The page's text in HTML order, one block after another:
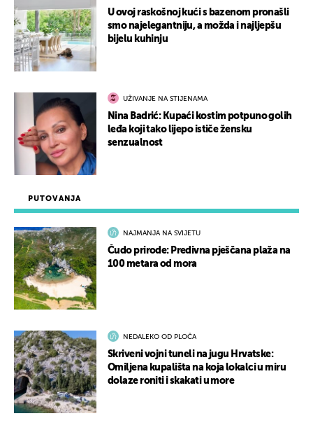
PUTOVANJA
NAJMANJA NA SVIJETU
Čudo prirode: Predivna pješčana plaža na
100 metara od mora
NEDALEKO OD PLOČA
Skriveni vojni tuneli na jugu Hrvatske:
Omiljena kupališta na koja lokalci u miru
dolaze roniti i skakati u more
U ovoj raskošnoj kući s bazenom pronašli
smo najelegantniju, a možda i najljepšu
bijelu kuhinju
UŽIVANJE NA STIJENAMA
Nina Badrić: Kupaći kostim potpuno golih
leđa koji tako lijepo ističe žensku
senzualnost